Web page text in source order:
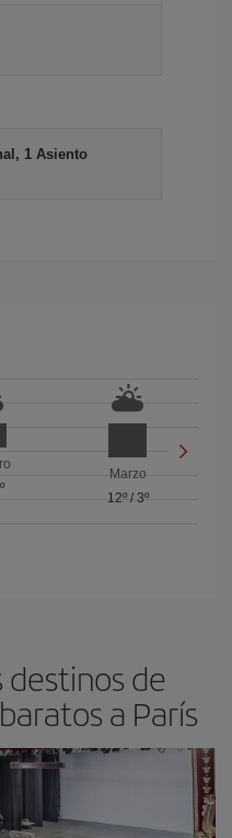
1 Asiento
Marzo
12º/ 3º
destinos de
a París